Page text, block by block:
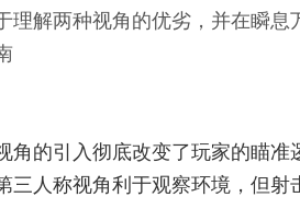
理解两种视角的优劣，并在瞬息
角的引入彻底改变了玩家的瞄准
三人称视角利于观察环境，但